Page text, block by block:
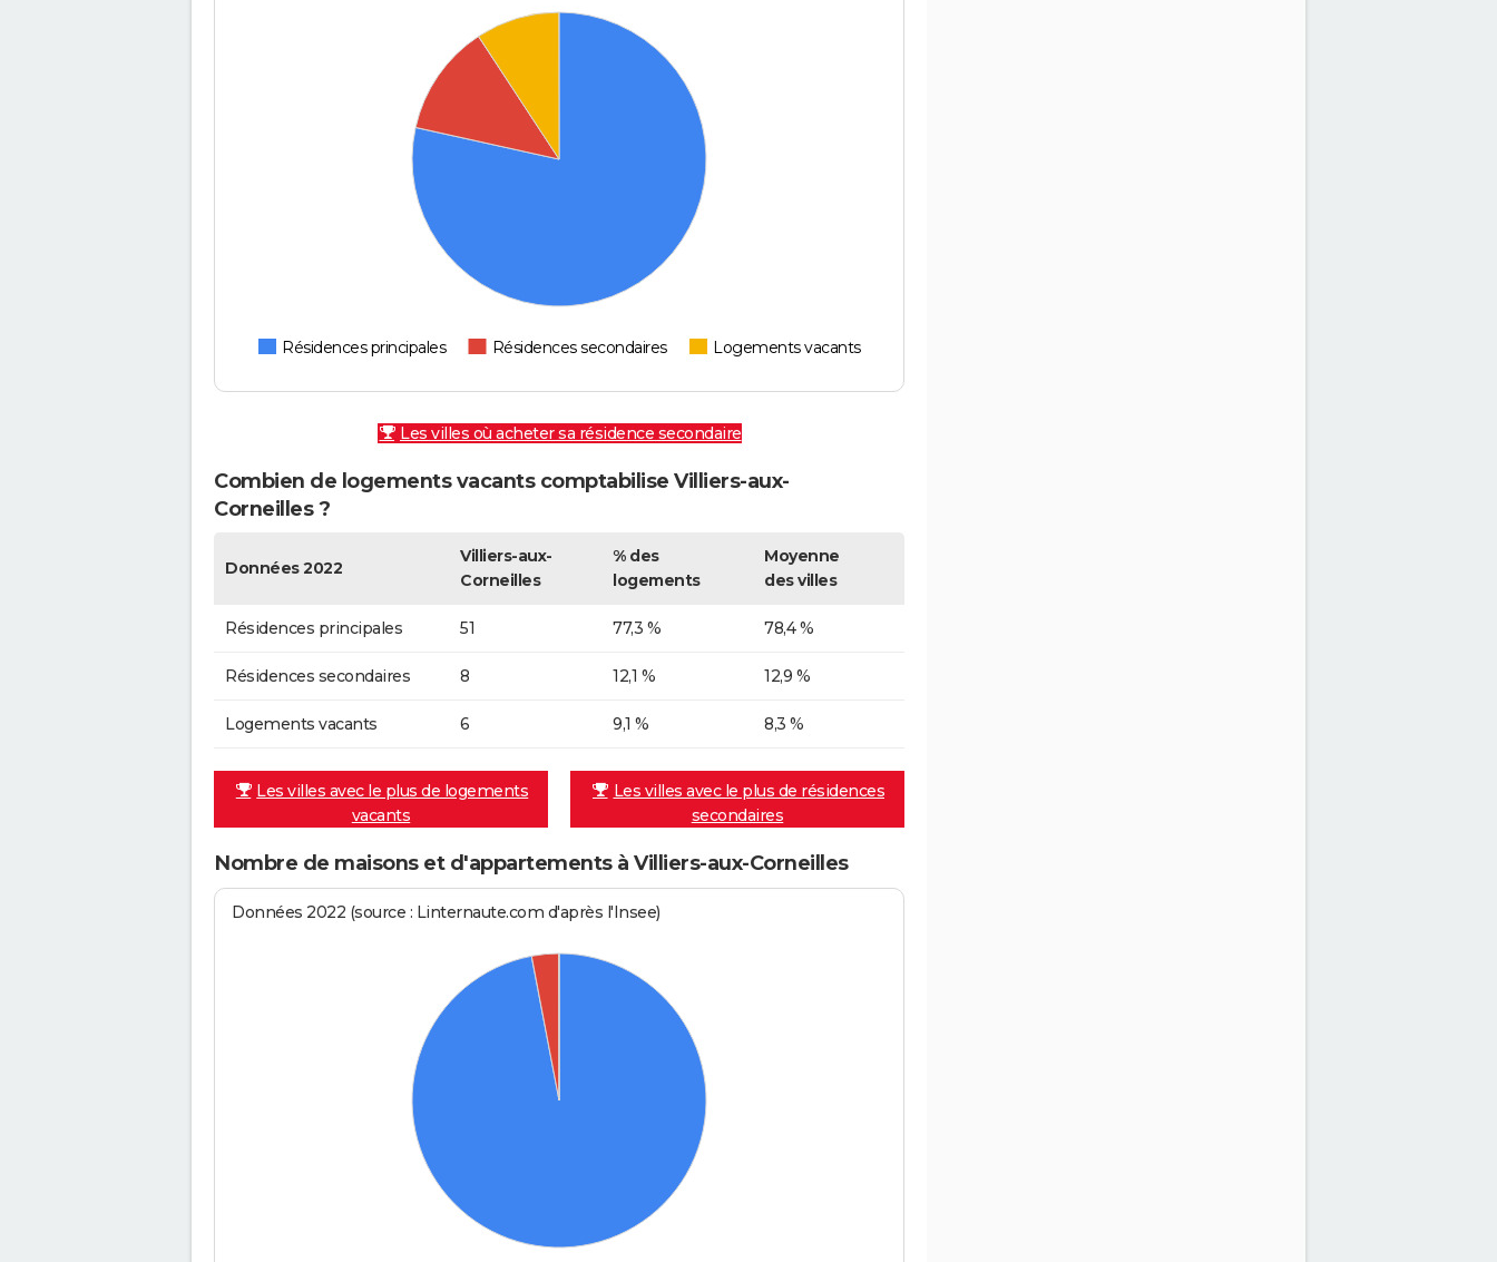
Résidences principales Résidences secondaires Logements vacants
Les villes où acheter sa résidence secondaire
Combien de logements vacants comptabilise Villiers-aux-
Corneilles ?
Données 2022
Villiers-aux-
Corneilles
% des
logements
Moyenne
des villes
Résidences principales 51 77,3 % 78,4 %
Résidences secondaires 8 12,1 % 12,9 %
Logements vacants 6 9,1 % 8,3 %
Les villes avec le plus de logements
vacants
Les villes avec le plus de résidences
secondaires
Nombre de maisons et d'appartements à Villiers-aux-Corneilles
Données 2022 (source : Linternaute.com d'après l'Insee)